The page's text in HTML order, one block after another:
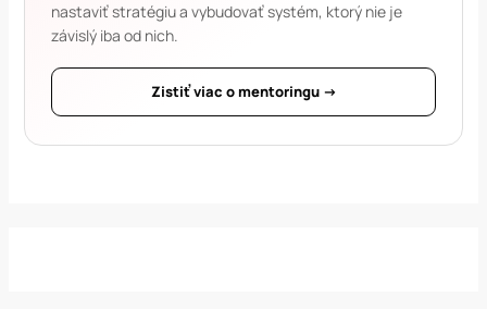
nastaviť stratégiu a vybudovať systém, ktorý nie je
závislý iba od nich.
Zistiť viac o mentoringu →